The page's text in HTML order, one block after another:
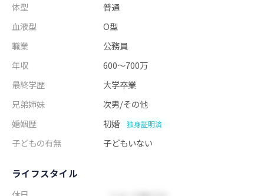
体型
普通
血液型
O型
職業
公務員
年収
600～700万
最終学歴
大学卒業
兄弟姉妹
次男/その他
婚姻歴
初婚 独身証明済
子どもの有無 子どもいない
ライフスタイル